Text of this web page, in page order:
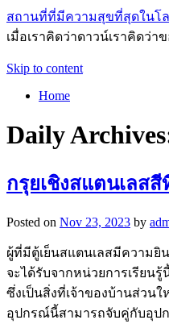
สถานที่ที่มีความสุขที่สุดในโ
เมื่อเราคิดว่าดาวน์เราคิดว่
Skip to content
Home
Daily
กรุยเชิงสแตนเลส
Posted on Nov 23, 2023 by
ผู้ที่มีตู้เย็นสแตนเลสมีความยิ
จะได้รับจากหน่วยการเรียน
ซึ่งเป็นสิ่งที่เจ้าของบ้านส่วน
อุปกรณ์นี้สามารถจับคู่กับอุปก